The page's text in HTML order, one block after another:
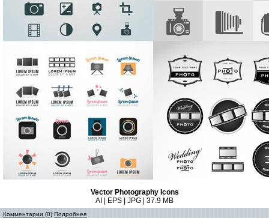
Vector Photography Icons
AI | EPS | JPG | 37.9 MB
Комментарии (0) Подробнее